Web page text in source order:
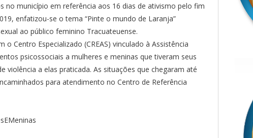
no município em referência aos 16 dias de ativismo pelo fim
enfatizou-se o tema “Pinte o mundo de Laranja”
ao público feminino Tracuateuense.
Centro Especializado (CREAS) vinculado à Assistência
psicossociais a mulheres e meninas que tiveram seus
violência a elas praticada. As situações que chegaram até
para atendimento no Centro de Referência